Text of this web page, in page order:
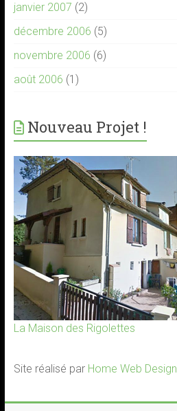
janvier 2007 (2)
décembre 2006 (5)
novembre 2006 (6)
août 2006 (1)
Nouveau Projet !
La Maison des Rigolettes
Site réalisé par Home Web Design